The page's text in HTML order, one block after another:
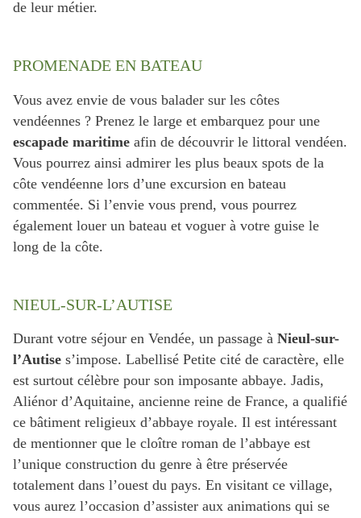
de leur métier.
PROMENADE EN BATEAU
Vous avez envie de vous balader sur les côtes
vendéennes ? Prenez le large et embarquez pour une
escapade maritime afin de découvrir le littoral vendéen.
Vous pourrez ainsi admirer les plus beaux spots de la
côte vendéenne lors d’une excursion en bateau
commentée. Si l’envie vous prend, vous pourrez
également louer un bateau et voguer à votre guise le
long de la côte.
NIEUL-SUR-L’AUTISE
Durant votre séjour en Vendée, un passage à Nieul-sur-
l’Autise s’impose. Labellisé Petite cité de caractère, elle
est surtout célèbre pour son imposante abbaye. Jadis,
Aliénor d’Aquitaine, ancienne reine de France, a qualifié
ce bâtiment religieux d’abbaye royale. Il est intéressant
de mentionner que le cloître roman de l’abbaye est
l’unique construction du genre à être préservée
totalement dans l’ouest du pays. En visitant ce village,
vous aurez l’occasion d’assister aux animations qui se